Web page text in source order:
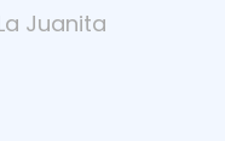
Juanita